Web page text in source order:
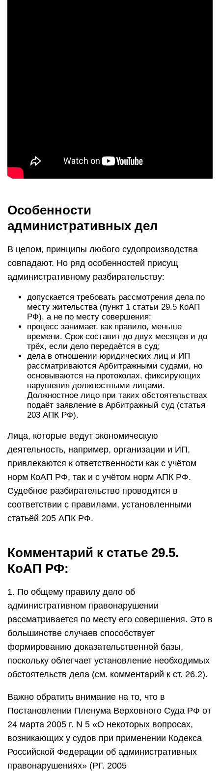
Особенности
административных дел
В целом, принципы любого судопроизводства
совпадают. Но ряд особенностей присущ
административному разбирательству:
допускается требовать рассмотрения дела по
месту жительства (пункт 1 статьи 29.5 КоАП
РФ), а не по месту совершения;
процесс занимает, как правило, меньше
времени. Срок составит до двух месяцев и до
трёх, если дело передаётся в суд;
дела в отношении юридических лиц и ИП
рассматриваются Арбитражными судами, но
основываются на протоколах, фиксирующих
нарушения должностными лицами.
Должностное лицо при таких обстоятельствах
подаёт заявление в Арбитражный суд (статья
203 АПК РФ).
Лица, которые ведут экономическую
деятельность, например, организации и ИП,
привлекаются к ответственности как с учётом
норм КоАП РФ, так и с учётом норм АПК РФ.
Судебное разбирательство проводится в
соответствии с правилами, установленными
статьёй 205 АПК РФ.
Комментарий к статье 29.5.
КоАП РФ:
1. По общему правилу дело об
административном правонарушении
рассматривается по месту его совершения. Это в
большинстве случаев способствует
формированию доказательственной базы,
поскольку облегчает установление необходимых
обстоятельств дела (см. комментарий к ст. 26.2).
Важно обратить внимание на то, что в
Постановлении Пленума Верховного Суда РФ от
24 марта 2005 г. N 5 «О некоторых вопросах,
возникающих у судов при применении Кодекса
Российской Федерации об административных
правонарушениях» (РГ. 2005